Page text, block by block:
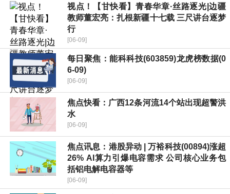
视点！【甘快看】青春华章·丝路逐光|边疆
教师董宏亮：扎根新疆十七载 三尺讲台逐梦
行
[06-09]
每日聚焦：能科科技(603859)龙虎榜数据(0
6-09)
[06-09]
焦点快看：广西12条河流14个站出现超警洪
水
[06-09]
焦点讯息：港股异动 | 万裕科技(00894)涨超
26% AI算力引爆电容需求 公司核心业务包
括铝电解电容器等
[06-09]